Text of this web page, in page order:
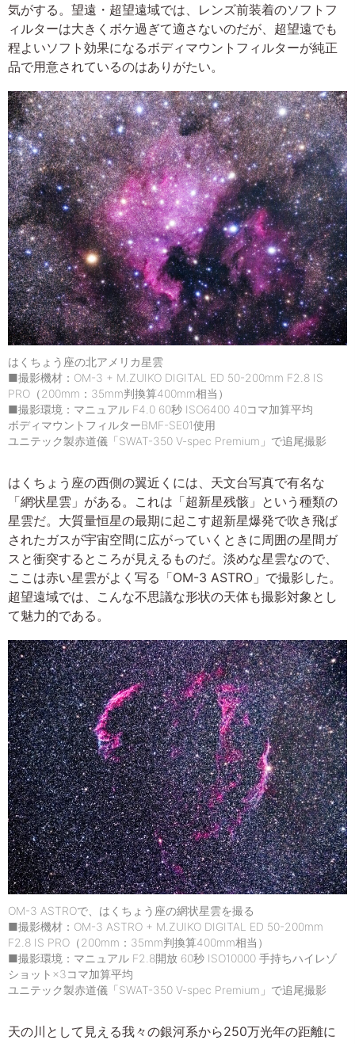
気がする。望遠・超望遠域では、レンズ前装着のソフトフ
ィルターは大きくボケ過ぎて適さないのだが、超望遠でも
程よいソフト効果になるボディマウントフィルターが純正
品で用意されているのはありがたい。
はくちょう座の北アメリカ星雲
■撮影機材：OM-3 + M.ZUIKO DIGITAL ED 50-200mm F2.8 IS
PRO（200mm：35mm判換算400mm相当）
■撮影環境：マニュアル F4.0 60秒 ISO6400 40コマ加算平均
ボディマウントフィルターBMF-SE01使用
ユニテック製赤道儀「SWAT-350 V-spec Premium」で追尾撮影
はくちょう座の西側の翼近くには、天文台写真で有名な
「網状星雲」がある。これは「超新星残骸」という種類の
星雲だ。大質量恒星の最期に起こす超新星爆発で吹き飛ば
されたガスが宇宙空間に広がっていくときに周囲の星間ガ
スと衝突するところが見えるものだ。淡めな星雲なので、
ここは赤い星雲がよく写る「OM-3 ASTRO」で撮影した。
超望遠域では、こんな不思議な形状の天体も撮影対象とし
て魅力的である。
OM-3 ASTROで、はくちょう座の網状星雲を撮る
■撮影機材：OM-3 ASTRO + M.ZUIKO DIGITAL ED 50-200mm
F2.8 IS PRO（200mm：35mm判換算400mm相当）
■撮影環境：マニュアル F2.8開放 60秒 ISO10000 手持ちハイレゾ
ショット×3コマ加算平均
ユニテック製赤道儀「SWAT-350 V-spec Premium」で追尾撮影
天の川として見える我々の銀河系から250万光年の距離に